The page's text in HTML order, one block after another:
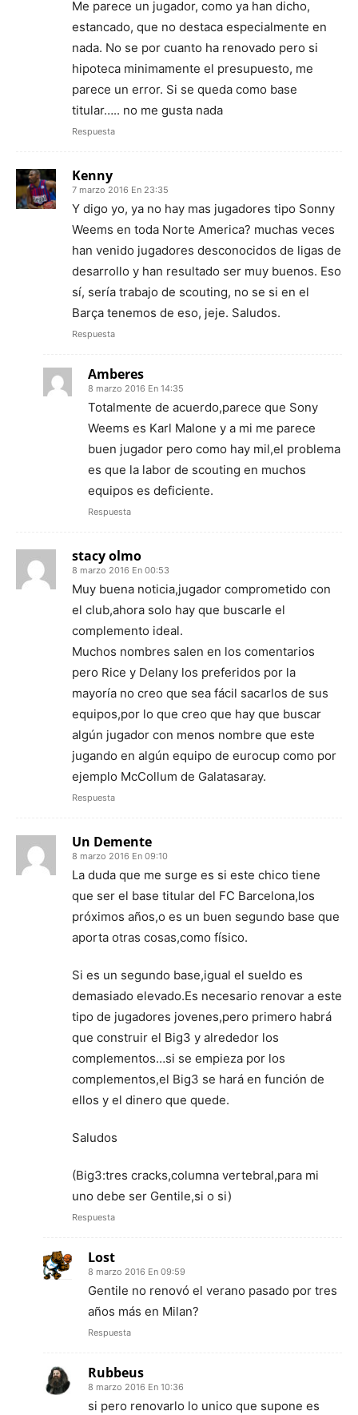
Me parece un jugador, como ya han dicho,
estancado, que no destaca especialmente en
nada. No se por cuanto ha renovado pero si
hipoteca minimamente el presupuesto, me
parece un error. Si se queda como base
titular….. no me gusta nada
Respuesta
Kenny
7 marzo 2016 En 23:35
Y digo yo, ya no hay mas jugadores tipo Sonny
Weems en toda Norte America? muchas veces
han venido jugadores desconocidos de ligas de
desarrollo y han resultado ser muy buenos. Eso
sí, sería trabajo de scouting, no se si en el
Barça tenemos de eso, jeje. Saludos.
Respuesta
Amberes
8 marzo 2016 En 14:35
Totalmente de acuerdo,parece que Sony
Weems es Karl Malone y a mi me parece
buen jugador pero como hay mil,el problema
es que la labor de scouting en muchos
equipos es deficiente.
Respuesta
stacy olmo
8 marzo 2016 En 00:53
Muy buena noticia,jugador comprometido con
el club,ahora solo hay que buscarle el
complemento ideal.
Muchos nombres salen en los comentarios
pero Rice y Delany los preferidos por la
mayoría no creo que sea fácil sacarlos de sus
equipos,por lo que creo que hay que buscar
algún jugador con menos nombre que este
jugando en algún equipo de eurocup como por
ejemplo McCollum de Galatasaray.
Respuesta
Un Demente
8 marzo 2016 En 09:10
La duda que me surge es si este chico tiene
que ser el base titular del FC Barcelona,los
próximos años,o es un buen segundo base que
aporta otras cosas,como físico.
Si es un segundo base,igual el sueldo es
demasiado elevado.Es necesario renovar a este
tipo de jugadores jovenes,pero primero habrá
que construir el Big3 y alrededor los
complementos…si se empieza por los
complementos,el Big3 se hará en función de
ellos y el dinero que quede.
Saludos
(Big3:tres cracks,columna vertebral,para mi
uno debe ser Gentile,si o si)
Respuesta
Lost
8 marzo 2016 En 09:59
Gentile no renovó el verano pasado por tres
años más en Milan?
Respuesta
Rubbeus
8 marzo 2016 En 10:36
si pero renovarlo lo unico que supone es